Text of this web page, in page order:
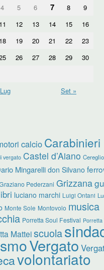
4 5 6 7 8
9
11 12 13 14 15
16
18 19 20 21 22
23
26 27 28 29
30
Set »
calcio Carabinieri
vergato Castel d’Aiano Cereglio
Mingarelli don Silvano
Pederzani Grizzana
luciano marchi Luigi Ontani
Monte Sole Montovolo musica
Porretta Soul Festival Porretta
Matteiscuola
Vergato
volontariato